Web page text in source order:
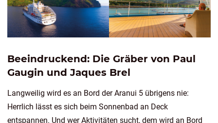
Beeindruckend: Die Gräber von Paul
Gaugin und Jaques Brel
Langweilig wird es an Bord der Aranui 5 übrigens nie:
Herrlich lässt es sich beim Sonnenbad an Deck
entspannen. Und wer Aktivitäten sucht, dem wird an Bord